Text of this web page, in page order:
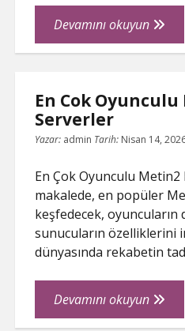
Devamını okuyun
Hurda
En Cok
Serverler
Yazar: admin Tarih: Nisan 14,
En Çok Oyunculu Metin2
makalede, en popüler
keşfedecek, oyuncuların
sunucuların özelliklerini
dünyasında rekabetin
Devamını okuyunEn
Cok